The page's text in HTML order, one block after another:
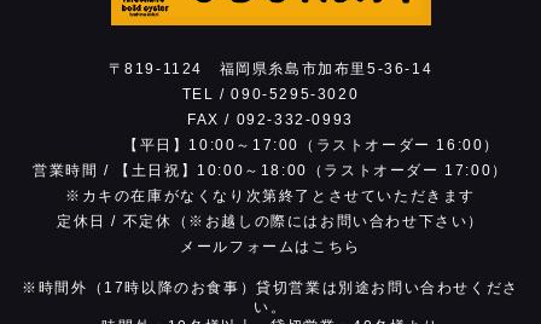
〒819-1124 福岡県糸島市加布里5-36-14
TEL /090-5295-3020
FAX / 092-332-0993
営業時間 /
【平日】10:00～17:00（ラストオーダー 16:00）
【土日祝】10:00～18:00（ラストオーダー 17:00）
※カキの在庫がなくなり次第終了とさせていただきます
定休日 / 不定休（※お越しの際にはお問い合わせ下さい）
メールフォームはこちら
※時間外（17時以降のお食事）貸切営業は別途お問い合わせくださ
い。